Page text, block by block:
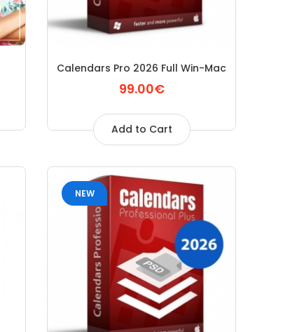
Calendars Pro 2026 Full Win-Mac
99.00€
Add to Cart
NEW